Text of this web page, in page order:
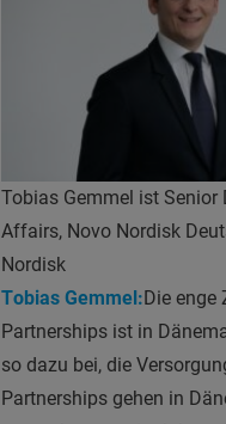
Tobias Gemmel ist Senior
Affairs, Novo Nordisk
Nordisk
Tobias Gemmel:Die enge
Partnerships ist in
so dazu bei, die
Partnerships gehen in